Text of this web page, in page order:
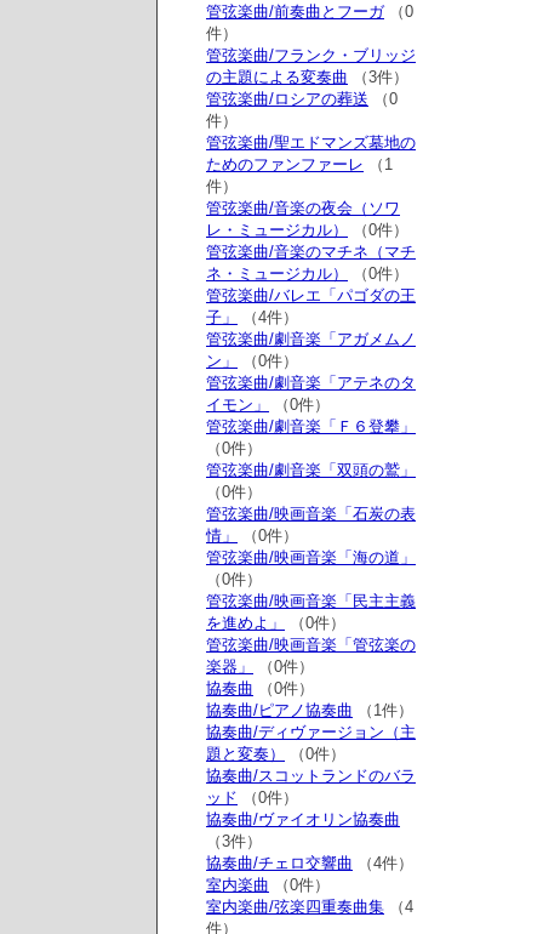
管弦楽曲/前奏曲とフーガ（0
件）
管弦楽曲/フランク・ブリッジ
の主題による変奏曲 （3件）
管弦楽曲/ロシアの葬送 （0
件）
管弦楽曲/聖エドマンズ墓地の
ためのファンファーレ （1
件）
管弦楽曲/音楽の夜会（ソワ
レ・ミュージカル）
（0件）
管弦楽曲/音楽のマチネ（マチ
ネ・ミュージカル）
（0件）
管弦楽曲/バレエ「パゴダの王
子」
（4件）
管弦楽曲/劇音楽「アガメムノ
ン」
（0件）
管弦楽曲/劇音楽「アテネのタ
イモン」
（0件）
管弦楽曲/劇音楽「Ｆ６登攀」
（0件）
管弦楽曲/劇音楽「双頭の鷲」
（0件）
管弦楽曲/映画音楽「石炭の表
情」
（0件）
管弦楽曲/映画音楽「海の道」
（0件）
管弦楽曲/映画音楽「民主主義
を進めよ」
（0件）
管弦楽曲/映画音楽「管弦楽の
楽器」
（0件）
協奏曲 （0件）
協奏曲/ピアノ協奏曲 （1件）
協奏曲/ディヴァージョン（主
題と変奏）
（0件）
協奏曲/スコットランドのバラ
ッド （0件）
協奏曲/ヴァイオリン協奏曲
（3件）
協奏曲/チェロ交響曲 （4件）
室内楽曲 （0件）
室内楽曲/弦楽四重奏曲集 （4
件）